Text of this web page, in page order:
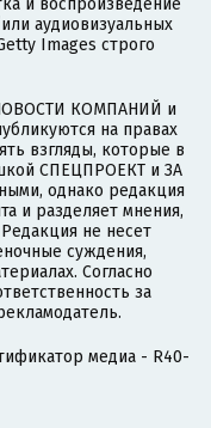
и воспроизведение
аудиовизуальных
Images строго
НОВОСТИ КОМПАНИЙ и
на правах
взгляды, которые в
СПЕЦПРОЕКТ и ЗА
однако редакция
и разделяет мнения,
не несет
суждения,
Согласно
за
медиа - R40-